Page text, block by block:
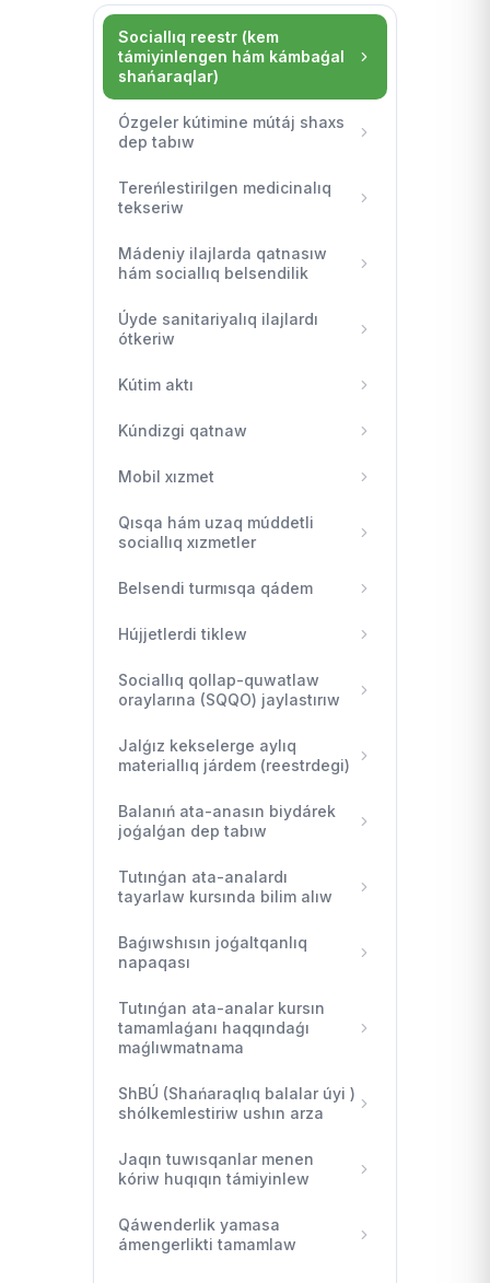
Sociallıq reestr (kem
támiyinlengen hám kámbaǵal
shańaraqlar)
Ózgeler kútimine mútáj shaxs
dep tabıw
Tereńlestirilgen medicinalıq
tekseriw
Mádeniy ilajlarda qatnasıw
hám sociallıq belsendilik
Úyde sanitariyalıq ilajlardı
ótkeriw
Kútim aktı
Kúndizgi qatnaw
Mobil xızmet
Qısqa hám uzaq múddetli
sociallıq xızmetler
Belsendi turmısqa qádem
Hújjetlerdi tiklew
Sociallıq qollap-quwatlaw
oraylarına (SQQO) jaylastırıw
Jalǵız kekselerge aylıq
materiallıq járdem (reestrdegi)
Balanıń ata-anasın biydárek
joǵalǵan dep tabıw
Tutınǵan ata-analardı
tayarlaw kursında bilim alıw
Baǵıwshısın joǵaltqanlıq
napaqası
Tutınǵan ata-analar kursın
tamamlaǵanı haqqındaǵı
maǵlıwmatnama
ShBÚ (Shańaraqlıq balalar úyi )
shólkemlestiriw ushın arza
Jaqın tuwısqanlar menen
kóriw huqıqın támiyinlew
Qáwenderlik yamasa
ámengerlikti tamamlaw